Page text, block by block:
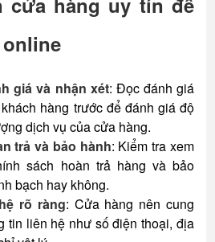
giá và nhận xét: Đọc đánh giá
hàng trước để đánh giá độ
dịch vụ của cửa hàng.
trả và bảo hành: Kiểm tra xem
sách hoàn trả hàng và bảo
bạch hay không.
rõ ràng: Cửa hàng nên cung
tin liên hệ như số điện thoại, địa